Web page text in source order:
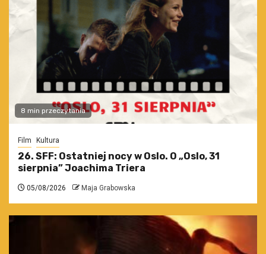
8 min przeczytania
Film Kultura
26. SFF: Ostatniej nocy w Oslo. O „Oslo, 31
sierpnia” Joachima Triera
05/08/2026 Maja Grabowska